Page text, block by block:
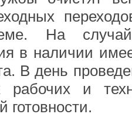
На случай
в наличии
В день
рабочих и
готовности.